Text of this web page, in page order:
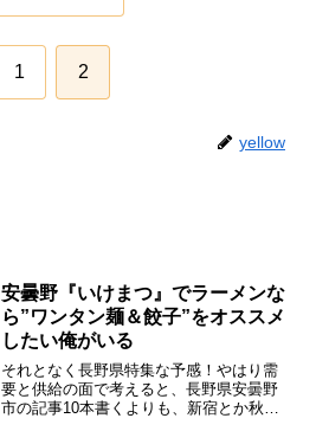
1 2
yellow
安曇野『いけまつ』でラーメンな
ら”ワンタン麺＆餃子”をオススメ
したい俺がいる
それとなく長野県特集な予感！やはり需
要と供給の面で考えると、長野県安曇野
市の記事10本書くよりも、新宿とか秋葉